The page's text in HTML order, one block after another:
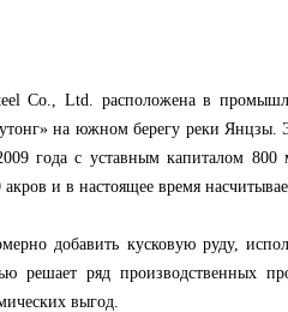
Co., Ltd. расположена в
на южном берегу реки Янцзы.
года с уставным капиталом
и в настоящее время
добавить кусковую руду,
решает ряд производственных
выгод.